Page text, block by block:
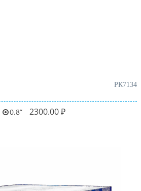
РК7134
0.8 2300.00₽